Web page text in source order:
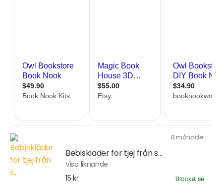
8 månader
Bebiskläder för tjej från s...
Visa liknande
15 kr
Blocket.se